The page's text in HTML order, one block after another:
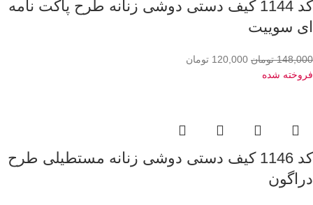
کد 1144 کیف دستی دوشی زنانه طرح پاکت نامه
ای سوییت
148,000 تومان 120,000 تومان
فروخته شده
کد 1146 کیف دستی دوشی زنانه مستطیلی طرح
دراگون